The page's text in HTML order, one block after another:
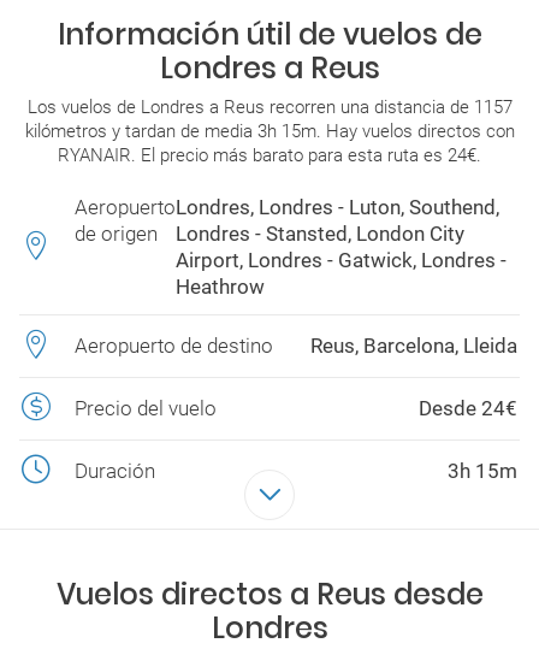
Información útil de vuelos de
Londres a Reus
Los vuelos de Londres a Reus recorren una distancia de 1157
kilómetros y tardan de media 3h 15m. Hay vuelos directos con
RYANAIR. El precio más barato para esta ruta es 24€.
Aeropuerto
de origen
Londres, Londres - Luton, Southend,
Londres - Stansted, London City
Airport, Londres - Gatwick, Londres -
Heathrow
Aeropuerto de destino Reus, Barcelona, Lleida
Precio del vuelo Desde 24€
Duración 3h 15m
Aerolíneas RYANAIR
Vuelos directos a Reus desde
Londres